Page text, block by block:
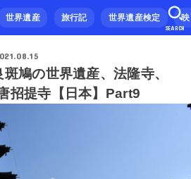
世界遺産 旅行記 世界遺産検定
SEARCH
鳩の世界遺産、法隆寺、
招提寺【日本】Part9